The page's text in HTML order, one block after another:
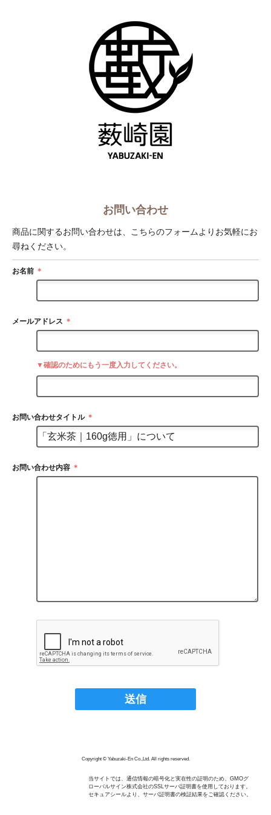
お問い合わせ
商品に関するお問い合わせは、こちらのフォームよりお気軽にお
尋ねください。
お名前 ＊
メールアドレス ＊
▼確認のためにもう一度入力してください。
お問い合わせタイトル ＊
お問い合わせ内容 ＊
Copyright © Yabuzaki-En Co.,Ltd. All rights reserved.
当サイトでは、通信情報の暗号化と実在性の証明のため、GMOグ
ローバルサイン株式会社のSSLサーバ証明書を使用しております。
セキュアシールより、サーバ証明書の検証結果をご確認ください。